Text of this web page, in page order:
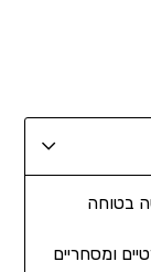
בטוחה
ומסחריים